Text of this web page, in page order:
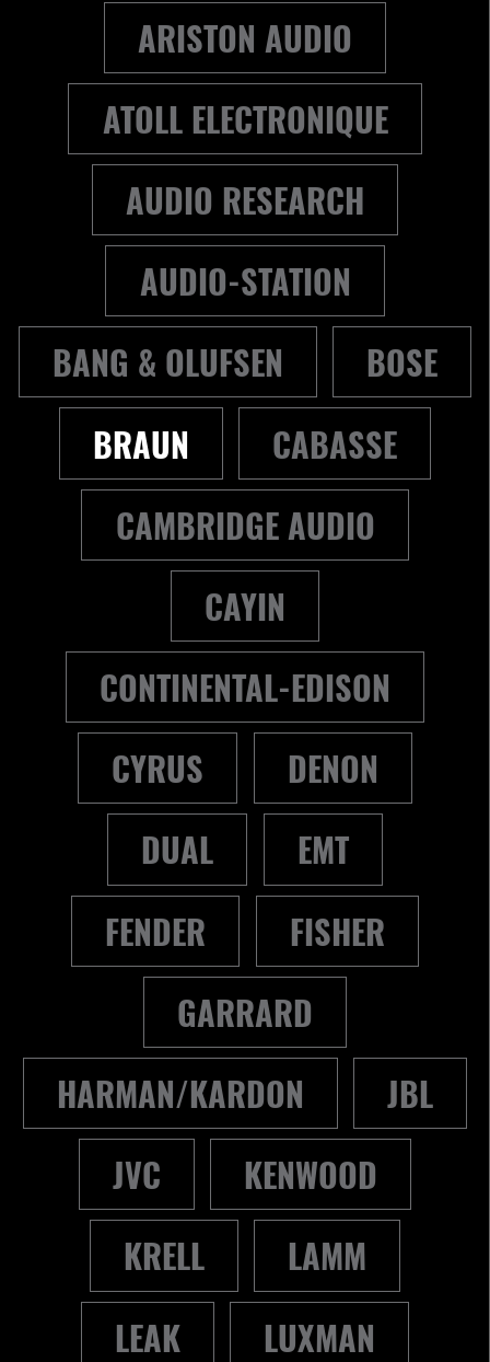
ARISTON AUDIO
ATOLL ELECTRONIQUE
AUDIO RESEARCH
AUDIO-STATION
BANG & OLUFSEN
BOSE
BRAUN
CABASSE
CAMBRIDGE AUDIO
CAYIN
CONTINENTAL-EDISON
CYRUS
DENON
DUAL
EMT
FENDER
FISHER
GARRARD
HARMAN/KARDON
JBL
JVC
KENWOOD
KRELL
LAMM
LEAK
LUXMAN